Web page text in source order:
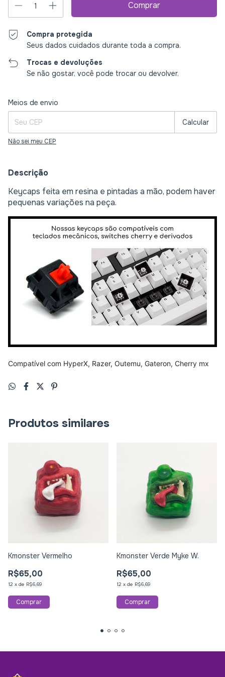
Compra protegida
Seus dados cuidados durante toda a compra.
Trocas e devoluções
Se não gostar, você pode trocar ou devolver.
Entregas para o CEP:
Meios de envio
Calcular
Não sei meu CEP
Descrição
Keycaps feita em resina e pintadas a mão, podem haver
pequenas variações na peça.
Compatível com HyperX, Razer, Outemu, Gateron, Cherry mx
Produtos similares
Kmonster Vermelho
R$65,00
12 x de R$6,69
Kmonster Verde Myke W.
R$65,00
12 x de R$6,69